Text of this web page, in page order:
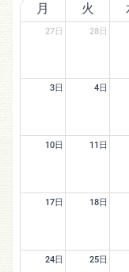
月 火
27日 28日
3日 4日
10日 11日
17日 18日
24日 25日